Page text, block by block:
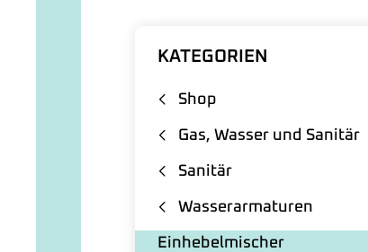
KATEGORIEN
Shop
Gas, Wasser und Sanitär
Sanitär
Wasserarmaturen
Einhebelmischer